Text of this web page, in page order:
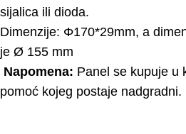
sijalica ili dioda.
Dimenzije: Φ170*29mm, a
je Ø 155 mm
Napomena: Panel se kupuje u
pomoć kojeg postaje nadgradni.